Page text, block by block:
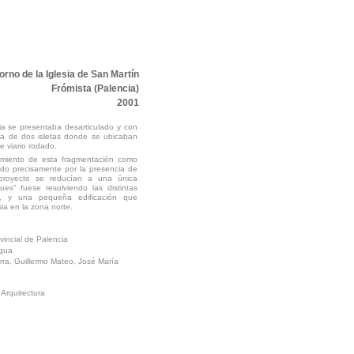
de la Iglesia de San Martín
Frómista (Palencia)
2001
se presentaba desarticulado y con
de dos isletas donde se ubicaban
viario rodado.
de esta fragmentación como
precisamente por la presencia de
se reducían a una única
fuese resolviendo las distintas
y una pequeña edificación que
en la zona norte.
de Palencia
Guillermo Mateo, José María